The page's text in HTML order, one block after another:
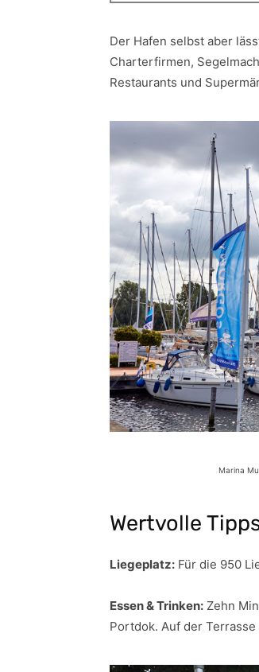
Der Hafen selbst aber
Charterfirmen,
Restaurants und
Marina
Wertvolle
Liegeplatz: Für die 950
Essen & Trinken: Zehn
Portdok. Auf der